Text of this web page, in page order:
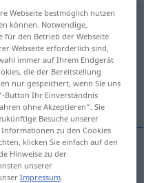
antippen)
Webseite bestmöglich nutzen
können. Notwendige,
für den Betrieb der Webseite
Webseite erforderlich sind,
immer auf Ihrem Endgerät
die der Bereitstellung
nur gespeichert, wenn Sie uns
Button Ihr Einverständnis
ohne Akzeptieren“. Sie
Besuche unserer
zu den Cookies
klicken Sie einfach auf den
Hinweise zu der
unserer
Impressum.